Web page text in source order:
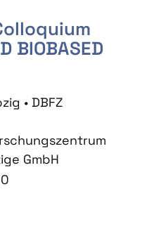
BIOBASED
• DBFZ
GmbH